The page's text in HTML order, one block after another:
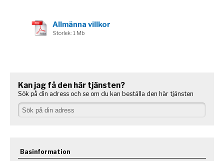
Allmänna villkor
Storlek: 1 Mb
Kan jag få den här tjänsten?
Sök på din adress och se om du kan beställa den här tjänsten
Basinformation